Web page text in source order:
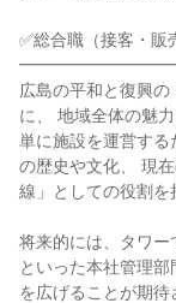
✅総合職（接客・販
広島の平和と復興
に、 地域全体の魅
単に施設を運営す
の歴史や文化、 現
線」としての役割を
将来的には、タワ
といった本社管理
を広げることが期待